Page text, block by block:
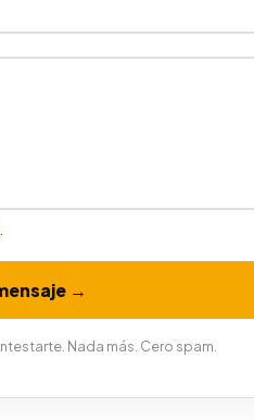
→
Nada más. Cero spam.